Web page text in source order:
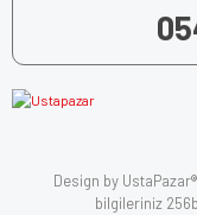
Design by
bilgileriniz